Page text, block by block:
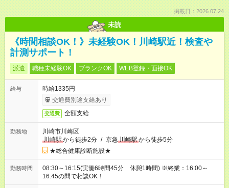
掲載日：2026.07.24
未読
《時間相談OK！》未経験OK！川崎駅近！検査や
計測サポート！
派遣 職種未経験OK ブランクOK WEB登録・面接OK
給与
時給1335円
交通費別途支給あり
交通費 全額支給
勤務地
川崎市川崎区
川崎駅から徒歩2分 / 京急 川崎駅から徒歩5分
★総合健康診断施設★
勤務時間
08:30～16:15(実働6時間45分 休憩1時間) ※終業：16:00～
16:45の間で相談OK！